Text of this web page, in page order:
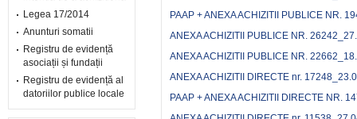
Legea 17/2014
Anunturi somatii
Registru de evidență
asociații și fundații
Registru de evidență al
datoriilor publice locale
PAAP + ANEXA ACHIZITII PUBLICE NR.
ANEXA ACHIZITII PUBLICE NR.
ANEXA ACHIZITII PUBLICE NR.
ANEXA ACHIZITII DIRECTE nr.
PAAP + ANEXA ACHIZITII DIRECTE NR.